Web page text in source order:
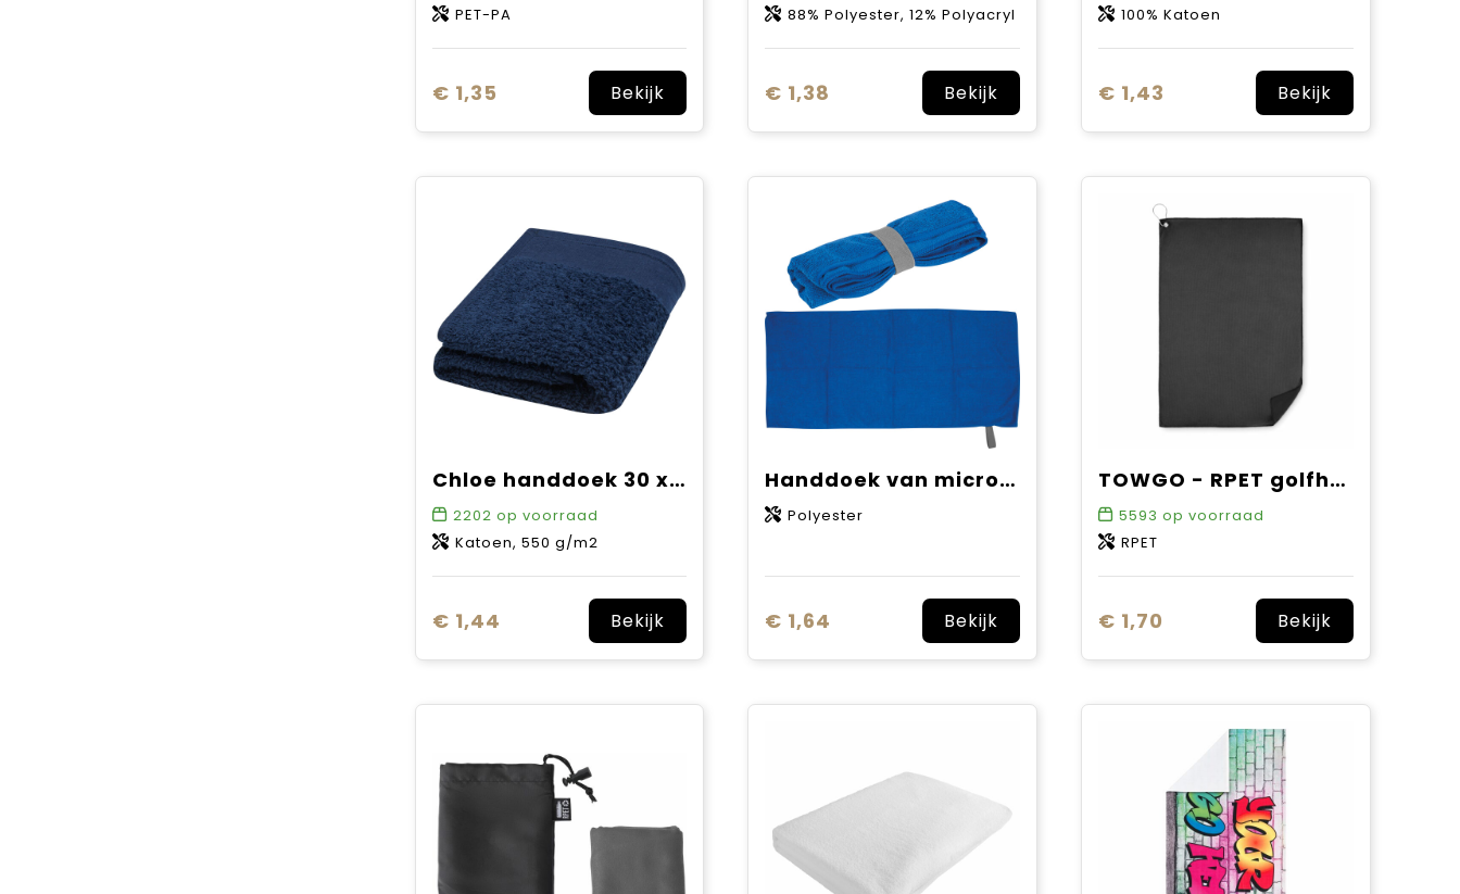
PET-PA
€ 1,35 Bekijk
88% Polyester, 12% Polyacryl
€ 1,38 Bekijk
100% Katoen
€ 1,43 Bekijk
Chloe handdoek 30 x 50 cm van 550 g/m² katoen
2202 op voorraad
Katoen, 550 g/m2
€ 1,44 Bekijk
Handdoek van microvezel met elastiek
Polyester
€ 1,64 Bekijk
TOWGO - RPET golfhanddoek met hanger
5593 op voorraad
RPET
€ 1,70 Bekijk